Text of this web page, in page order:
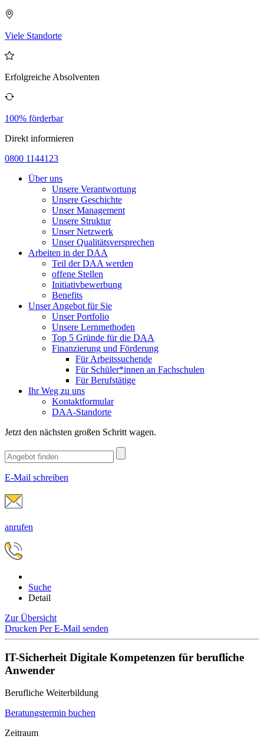
Viele Standorte
Erfolgreiche Absolventen
100% förderbar
Direkt informieren
0800 1144123
Über uns
Unsere Verantwortung
Unsere Geschichte
Unser Management
Unsere Struktur
Unser Netzwerk
Unser Qualitätsversprechen
Arbeiten in der DAA
Teil der DAA werden
offene Stellen
Initiativbewerbung
Benefits
Unser Angebot für Sie
Unser Portfolio
Unsere Lernmethoden
Top 5 Gründe für die DAA
Finanzierung und Förderung
Für Arbeitssuchende
Für Schüler*innen an Fachschulen
Für Berufstätige
Ihr Weg zu uns
Kontaktformular
DAA-Standorte
Jetzt den nächsten großen Schritt wagen.
E-Mail schreiben
anrufen
Suche
Detail
Zur Übersicht
Drucken Per E-Mail senden
IT-Sicherheit Digitale Kompetenzen für berufliche
Anwender
Berufliche Weiterbildung
Beratungstermin buchen
Zeitraum